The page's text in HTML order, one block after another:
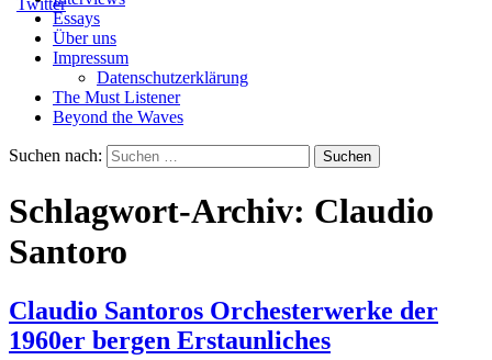
Essays
Über uns
Impressum
Datenschutzerklärung
The Must Listener
Beyond the Waves
Suchen nach:
Schlagwort-Archiv: Claudio
Santoro
Claudio Santoros Orchesterwerke der
1960er bergen Erstaunliches